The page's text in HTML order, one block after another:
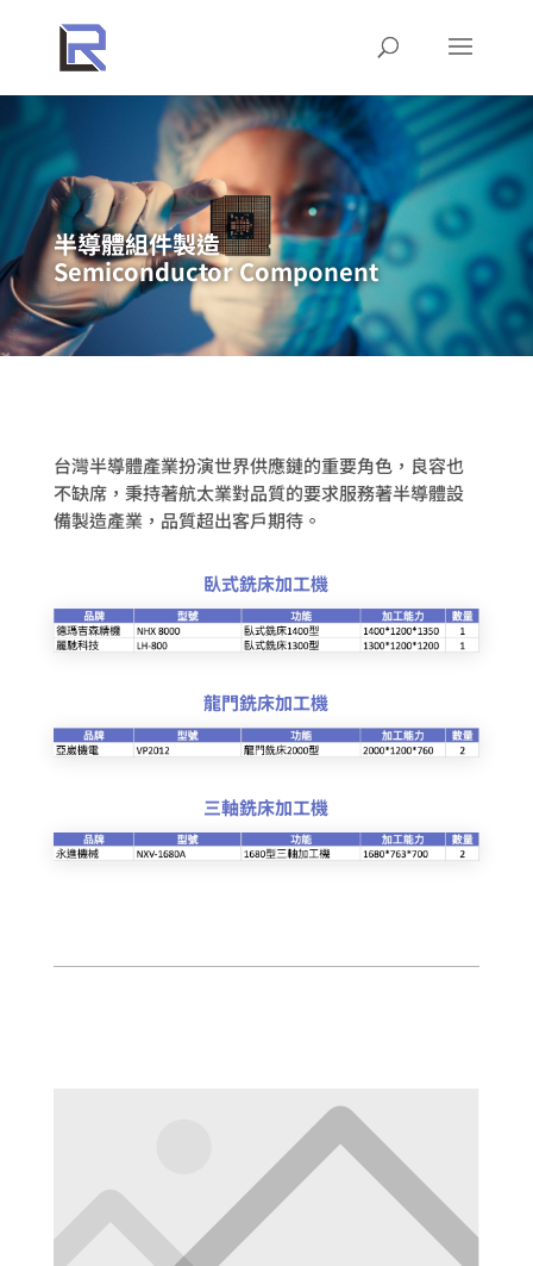
半導體組件製造
Semiconductor Component
台灣半導體產業扮演世界供應鏈的重要角色，良容也
不缺席，秉持著航太業對品質的要求服務著半導體設
備製造產業，品質超出客戶期待。
臥式銑床加工機
龍門銑床加工機
三軸銑床加工機